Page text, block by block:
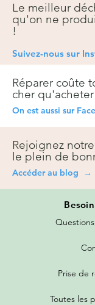
Le meilleur
qu'on ne
!
Suivez-nous sur
Réparer coûte
cher
On est aussi sur
Rejoignez
le plein de
Accéder au blog →
Besoin
Prise de
Toutes les